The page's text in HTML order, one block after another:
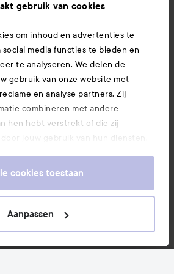
gebruik van cookies
om inhoud en advertenties te
social media functies te bieden en
te analyseren. We delen de
gebruik van onze website met
en analyse partners. Zij
combineren met andere
hen hebt verstrekt of die zij
jouw gebruik van hun diensten.
Voor meer informatie over
cookiebeleid.
cookies toestaan
Aanpassen
hier onze app